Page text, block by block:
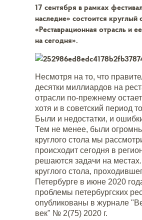
17 сентября в рамках
наследие» состоится круглый
«Реставрационная отрасль и
на сегодня».
Несмотря на то, что
десятки миллиардов на
отрасли по-прежнему
хотя и в советский период
Были и недостатки, и
Тем не менее, были
круглого стола мы
происходит сегодня в
решаются задачи на местах.
круглого стола,
Петербурге в июне 2020
проблемы петербургских
опубликованы в журнале
век" № 2(75) 2020 г.